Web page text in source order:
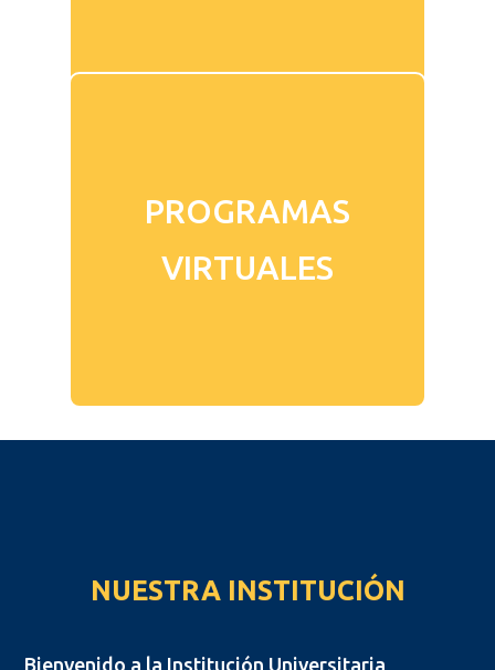
PROGRAMAS
VIRTUALES
NUESTRA INSTITUCIÓN
Bienvenido a la Institución Universitaria